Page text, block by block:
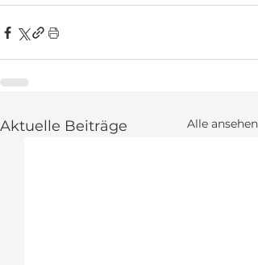
Aktuelle Beiträge Alle ansehen